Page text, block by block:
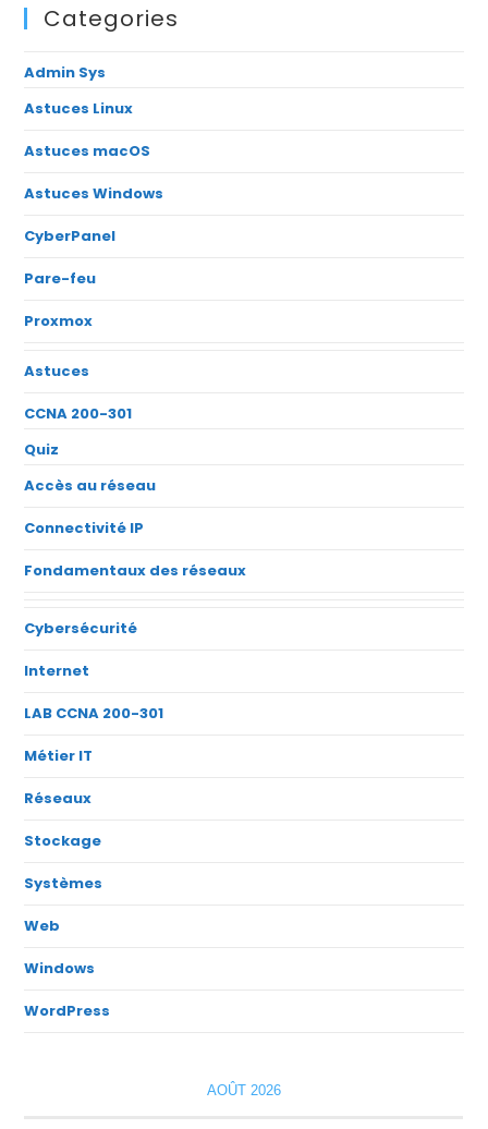
Categories
Admin Sys
Astuces Linux
Astuces macOS
Astuces Windows
CyberPanel
Pare-feu
Proxmox
Astuces
CCNA 200-301
Quiz
Accès au réseau
Connectivité IP
Fondamentaux des réseaux
Cybersécurité
Internet
LAB CCNA 200-301
Métier IT
Réseaux
Stockage
Systèmes
Web
Windows
WordPress
AOÛT 2026